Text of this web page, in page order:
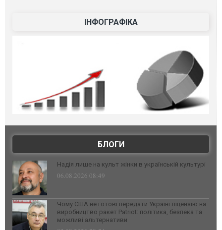
ІНФОГРАФІКА
БЛОГИ
Надія лише на культ жінки в українській культурі
06.08.2026 08:49
Чому США не готові передати Україні ліцензію на
виробництво ракет Patriot: політика, безпека та
можливі альтернативи